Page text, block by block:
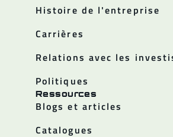
Histoire de l'entreprise
Carrières
Relations avec les
Politiques
Ressources
Blogs et articles
Catalogues